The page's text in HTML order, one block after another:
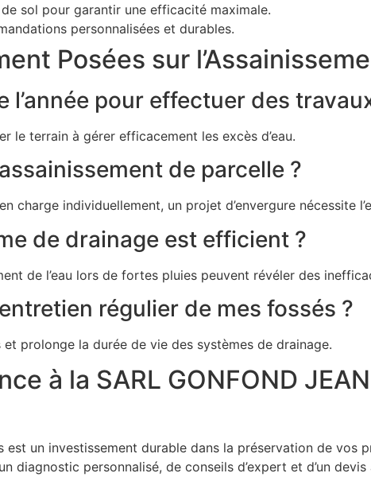
sol pour garantir une efficacité maximale.
personnalisées et durables.
Posées sur
pour effectuer des
le terrain à gérer efficacement les excès d’eau.
de parcelle ?
charge individuellement, un projet d’envergure nécessite
de drainage est efficient ?
de l’eau lors de fortes pluies peuvent révéler des
régulier de mes fossés ?
prolonge la durée de vie des systèmes de drainage.
à la SARL GONFOND
un investissement durable dans la préservation de vos
diagnostic personnalisé, de conseils d’expert et d’un